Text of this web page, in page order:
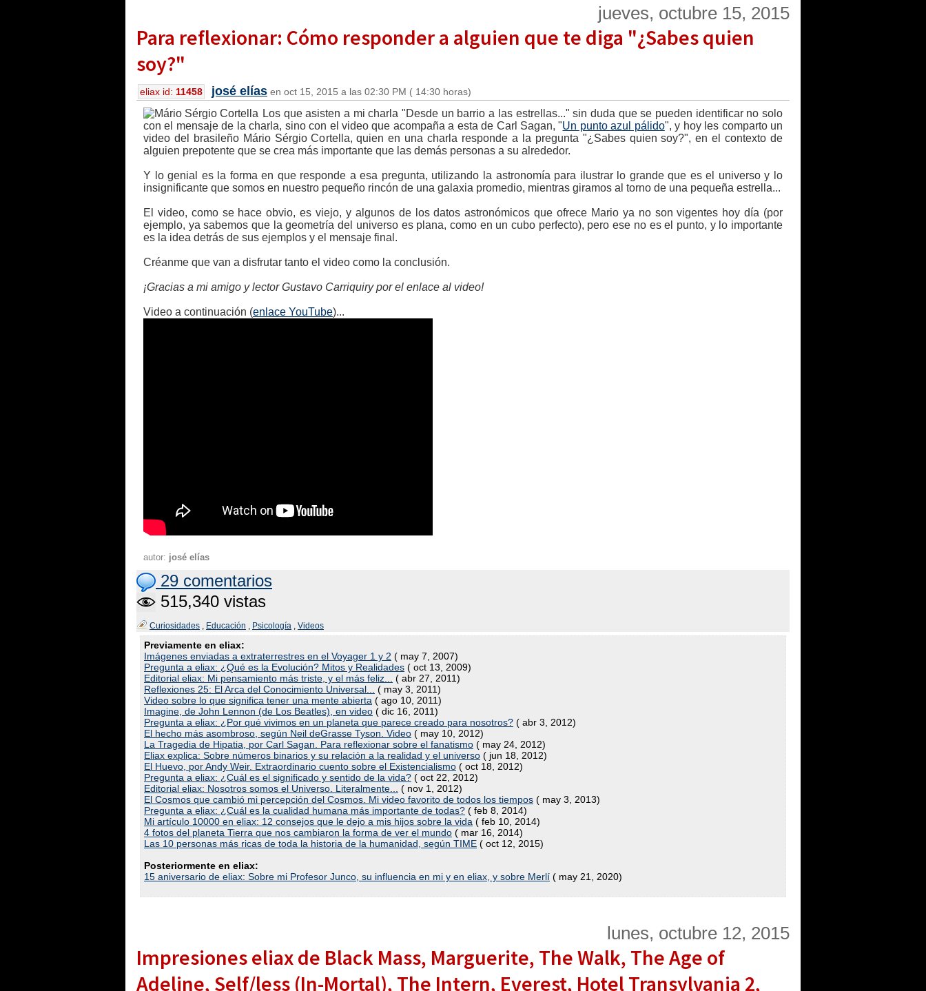
jueves, octubre 15, 2015
Para reflexionar: Cómo responder a alguien que te diga "¿Sabes quien
soy?"
eliax id: 11458 josé elías en oct 15, 2015 a las 02:30 PM ( 14:30 horas)
Los que asisten a mi charla "Desde un barrio a las estrellas..." sin duda que se pueden identificar no solo
con el mensaje de la charla, sino con el video que acompaña a esta de Carl Sagan, "Un punto azul pálido", y hoy les comparto un
video del brasileño Mário Sérgio Cortella, quien en una charla responde a la pregunta "¿Sabes quien soy?", en el contexto de
alguien prepotente que se crea más importante que las demás personas a su alrededor.
Y lo genial es la forma en que responde a esa pregunta, utilizando la astronomía para ilustrar lo grande que es el universo y lo
insignificante que somos en nuestro pequeño rincón de una galaxia promedio, mientras giramos al torno de una pequeña estrella...
El video, como se hace obvio, es viejo, y algunos de los datos astronómicos que ofrece Mario ya no son vigentes hoy día (por
ejemplo, ya sabemos que la geometría del universo es plana, como en un cubo perfecto), pero ese no es el punto, y lo importante
es la idea detrás de sus ejemplos y el mensaje final.
Créanme que van a disfrutar tanto el video como la conclusión.
¡Gracias a mi amigo y lector Gustavo Carriquiry por el enlace al video!
Video a continuación (enlace YouTube)...
autor: josé elías
29 comentarios
515,340 vistas
Curiosidades , Educación , Psicología , Videos
Previamente en eliax:
Imágenes enviadas a extraterrestres en el Voyager 1 y 2 ( may 7, 2007)
Pregunta a eliax: ¿Qué es la Evolución? Mitos y Realidades ( oct 13, 2009)
Editorial eliax: Mi pensamiento más triste, y el más feliz...
( abr 27, 2011)
Reflexiones 25: El Arca del Conocimiento Universal...
( may 3, 2011)
Video sobre lo que significa tener una mente abierta ( ago 10, 2011)
Imagine, de John Lennon (de Los Beatles), en video ( dic 16, 2011)
Pregunta a eliax: ¿Por qué vivimos en un planeta que parece creado para nosotros? ( abr 3, 2012)
El hecho más asombroso, según Neil deGrasse Tyson. Video ( may 10, 2012)
La Tragedia de Hipatia, por Carl Sagan. Para reflexionar sobre el fanatismo ( may 24, 2012)
Eliax explica: Sobre números binarios y su relación a la realidad y el universo ( jun 18, 2012)
El Huevo, por Andy Weir. Extraordinario cuento sobre el Existencialismo ( oct 18, 2012)
Pregunta a eliax: ¿Cuál es el significado y sentido de la vida? ( oct 22, 2012)
Editorial eliax: Nosotros somos el Universo. Literalmente...
( nov 1, 2012)
El Cosmos que cambió mi percepción del Cosmos. Mi video favorito de todos los tiempos ( may 3, 2013)
Pregunta a eliax: ¿Cuál es la cualidad humana más importante de todas? ( feb 8, 2014)
Mi artículo 10000 en eliax: 12 consejos que le dejo a mis hijos sobre la vida ( feb 10, 2014)
4 fotos del planeta Tierra que nos cambiaron la forma de ver el mundo ( mar 16, 2014)
Las 10 personas más ricas de toda la historia de la humanidad, según TIME ( oct 12, 2015)
Posteriormente en eliax:
15 aniversario de eliax: Sobre mi Profesor Junco, su influencia en mi y en eliax, y sobre Merlí ( may 21, 2020)
lunes, octubre 12, 2015
Impresiones eliax de Black Mass, Marguerite, The Walk, The Age of
Adeline, Self/less (In-Mortal), The Intern, Everest, Hotel Transylvania 2,